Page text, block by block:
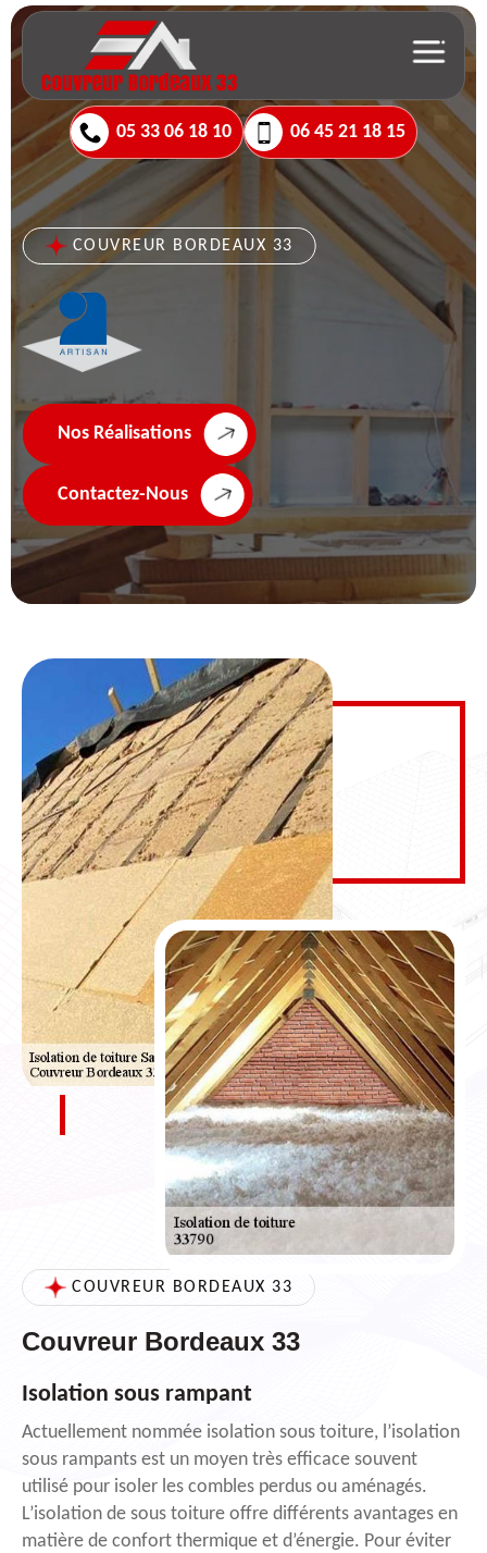
05 33 06 18 10 06 45 21 18 15
COUVREUR BORDEAUX 33
Nos Réalisations
Contactez-Nous
COUVREUR BORDEAUX 33
Couvreur Bordeaux 33
Isolation sous rampant
Actuellement nommée isolation sous toiture, l’isolation
sous rampants est un moyen très efficace souvent
utilisé pour isoler les combles perdus ou aménagés.
L’isolation de sous toiture offre différents avantages en
matière de confort thermique et d’énergie. Pour éviter